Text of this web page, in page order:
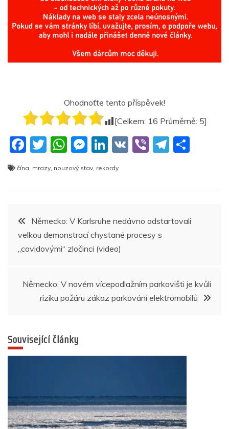
Ohodnoťte tento příspěvek!
[Celkem: 16 Průměrně: 5]
F
c
o
o
T
itt
W
at
p
p
M
ss
g
er
Li
n
k
n
V
Vi T
m
čína mrazy nouzový stav rekordy
Navigace
pro
Německo: V Karlsruhe nedávno odstartovali
velkou demonstrací chystané procesy s
„covidovými“ zločinci (video)
Německo: V novém vícepodlažním parkovišti je kvůli
riziku požáru zákaz parkování elektromobilů
Související články